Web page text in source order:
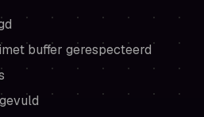
buffer gerespecteerd